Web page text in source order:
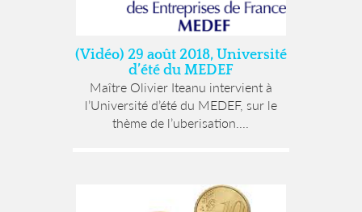
(Vidéo) 29 août 2018, Université
d’été du MEDEF
Maître Olivier Iteanu intervient à
l’Université d’été du MEDEF, sur le
thème de l’uberisation....